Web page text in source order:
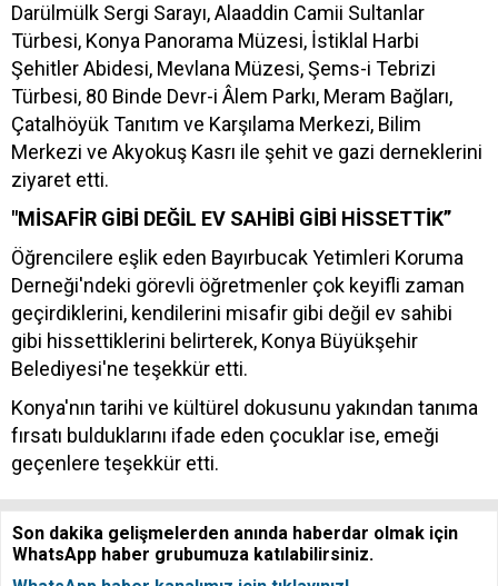
Darülmülk Sergi Sarayı, Alaaddin Camii Sultanlar
Türbesi, Konya Panorama Müzesi, İstiklal Harbi
Şehitler Abidesi, Mevlana Müzesi, Şems-i Tebrizi
Türbesi, 80 Binde Devr-i Âlem Parkı, Meram Bağları,
Çatalhöyük Tanıtım ve Karşılama Merkezi, Bilim
Merkezi ve Akyokuş Kasrı ile şehit ve gazi derneklerini
ziyaret etti.
"MİSAFİR GİBİ DEĞİL EV SAHİBİ GİBİ HİSSETTİK”
Öğrencilere eşlik eden Bayırbucak Yetimleri Koruma
Derneği'ndeki görevli öğretmenler çok keyifli zaman
geçirdiklerini, kendilerini misafir gibi değil ev sahibi
gibi hissettiklerini belirterek, Konya Büyükşehir
Belediyesi'ne teşekkür etti.
Konya'nın tarihi ve kültürel dokusunu yakından tanıma
fırsatı bulduklarını ifade eden çocuklar ise, emeği
geçenlere teşekkür etti.
Son dakika gelişmelerden anında haberdar olmak için
WhatsApp haber grubumuza katılabilirsiniz.